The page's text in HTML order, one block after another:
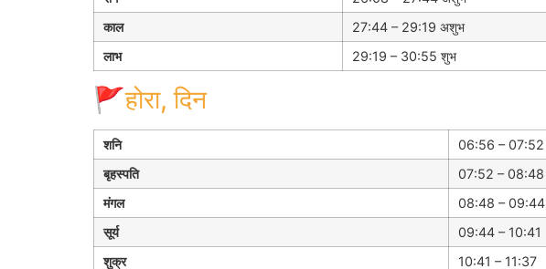
काल
27:44 – 29:19 अशुभ
लाभ
29:19 – 30:55 शुभ
🚩होरा, दिन
शनि
06:56 – 07:52
बृहस्पति
07:52 – 08:48
मंगल
08:48 – 09:44
सूर्य
09:44 – 10:41
शुक्र
10:41 – 11:37